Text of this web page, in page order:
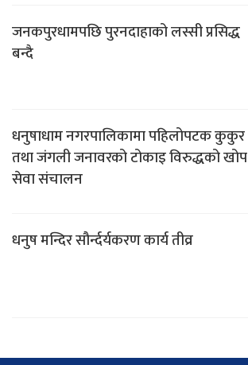
जनकपुरधामपछि पुरनदाहाको लस्सी प्रसिद्ध
बन्दै
धनुषाधाम नगरपालिकामा पहिलोपटक कुकुर
तथा जंगली जनावरको टोकाइ विरुद्धको खोप
सेवा संचालन
धनुष मन्दिर सौर्न्दर्यकरण कार्य तीव्र